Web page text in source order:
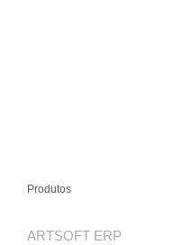
Produtos
ARTSOFT ERP